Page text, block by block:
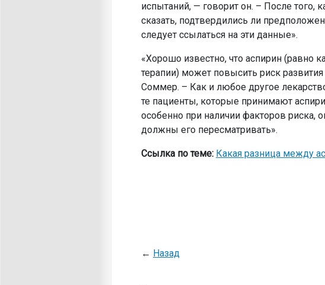
испытаний, — говорит он. – После
сказать, подтвердились ли
следует ссылаться на эти данные».
«Хорошо известно, что аспирин (равно
терапии) может повысить риск
Соммер. – Как и любое другое
те пациенты, которые принимают
особенно при наличии факторов риска,
должны его пересматривать».
Ссылка по теме: Какая разница между
← Назад